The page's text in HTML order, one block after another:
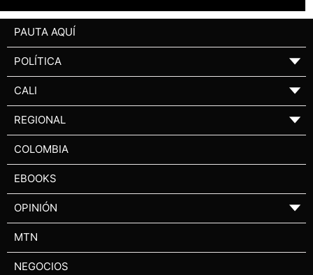
PAUTA AQUÍ
POLÍTICA ▼
CALI ▼
REGIONAL ▼
COLOMBIA
EBOOKS
OPINIÓN ▼
MTN
NEGOCIOS